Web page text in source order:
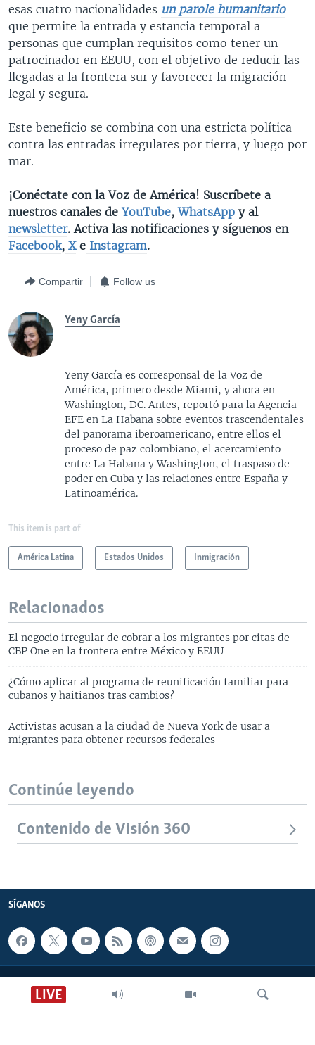
LIVE
esas cuatro nacionalidades un parole humanitario
que permite la entrada y estancia temporal a
personas que cumplan requisitos como tener un
patrocinador en EEUU, con el objetivo de reducir las
llegadas a la frontera sur y favorecer la migración
legal y segura.
Este beneficio se combina con una estricta política
contra las entradas irregulares por tierra, y luego por
mar.
¡Conéctate con la Voz de América! Suscríbete a
nuestros canales de YouTube, WhatsApp y al
newsletter. Activa las notificaciones y síguenos en
Facebook, Xe Instagram.
Compartir Follow us
Yeny García
Yeny García es corresponsal de la Voz de
América, primero desde Miami, y ahora en
Washington, DC. Antes, reportó para la Agencia
EFE en La Habana sobre eventos trascendentales
del panorama iberoamericano, entre ellos el
proceso de paz colombiano, el acercamiento
entre La Habana y Washington, el traspaso de
poder en Cuba y las relaciones entre España y
Latinoamérica.
This item is part of
América Latina Estados Unidos Inmigración
Relacionados
El negocio irregular de cobrar a los migrantes por citas de
CBP One en la frontera entre México y EEUU
¿Cómo aplicar al programa de reunificación familiar para
cubanos y haitianos tras cambios?
Activistas acusan a la ciudad de Nueva York de usar a
migrantes para obtener recursos federales
Continúe leyendo
Contenido de Visión 360
SÍGANOS